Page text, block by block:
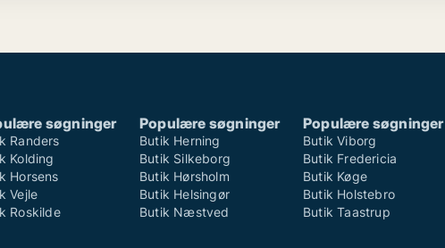
søgninger
Randers
Kolding
Horsens
Vejle
Roskilde
Populære søgninger
Butik Herning
Butik Silkeborg
Butik Hørsholm
Butik Helsingør
Butik Næstved
Populære søgninger
Butik Viborg
Butik Fredericia
Butik Køge
Butik Holstebro
Butik Taastrup